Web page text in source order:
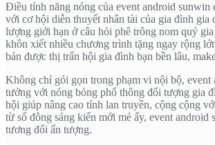
Điều tính năng nóng của event android
với cơ hội diễn thuyết nhân tài của gia đình
lượng giới hạn ở câu hỏi phê trông nom quý
khôn xiết nhiều chương trình tặng ngay rộng
bản được thị trấn hội gia đình bạn bền lâu,
Không chỉ gói gọn trong phạm vi nội bộ, event
tưởng với nóng bỏng phổ thông đối tượng gia
hội giúp nâng cao tính lan truyền, cộng cộng
từ số đông sáng kiến mới mẻ ấy, event
tương đối ấn tượng.